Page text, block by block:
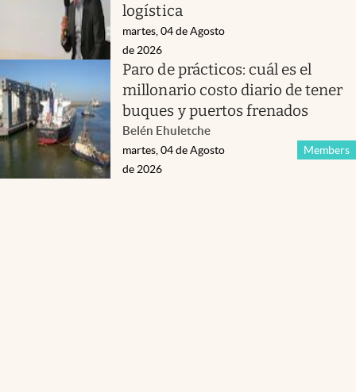
logística
martes, 04 de Agosto
de 2026
Paro de prácticos: cuál es el
millonario costo diario de tener
buques y puertos frenados
Belén Ehuletche
Members
martes, 04 de Agosto
de 2026